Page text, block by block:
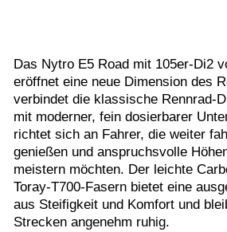
Das Nytro E5 Road mit 105er-Di2
eröffnet eine neue Dimension des
verbindet die klassische Rennrad-
mit moderner, fein dosierbarer
richtet sich an Fahrer, die weiter
genießen und anspruchsvolle
meistern möchten. Der leichte
Toray-T700-Fasern bietet eine
aus Steifigkeit und Komfort und
Strecken angenehm ruhig.